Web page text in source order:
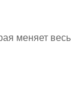
меняет весь